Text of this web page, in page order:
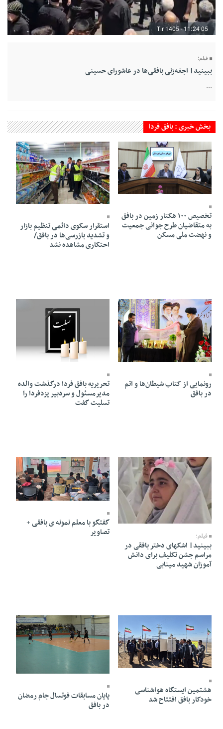
05 Tir 1405 - 11:24
فیلم؛
ببینید| اجغه‌زنی بافقی‌ها در عاشورای حسینی
...
بخش خبری : بافق فردا
10 Khordad 1405 - 19:14
تخصیص ۱۰۰ هکتار زمین در بافق
به متقاضیان طرح جوانی جمعیت
و نهضت ملی مسکن
05 Khordad 1405 - 19:35
استقرار سکوی دائمی تنظیم بازار
و تشدید بازرسی‌ها در بافق/
احتکاری مشاهده نشد
04 Khordad 1405 - 15:11
رونمایی از کتاب شیطان‌ها و اتم
در بافق
تحریریه بافق فردا درگذشت والده
مدیرمسئول و سردبیر یزدفردا را
تسلیت گفت
فیلم؛
ببینید| اشکهای دختر بافقی در
مراسم جشن تکلیف برای دانش
آموزان شهید مینابی
18 Ordibehesht 1405 - 14:19
گفتگو با معلم نمونه ی بافقی +
تصاویر
13 Ordibehesht 1405 - 22:28
هشتمین ایستگاه هواشناسی
خودکار بافق افتتاح شد پایان مسابقات فوتسال جام رمضان
در بافق